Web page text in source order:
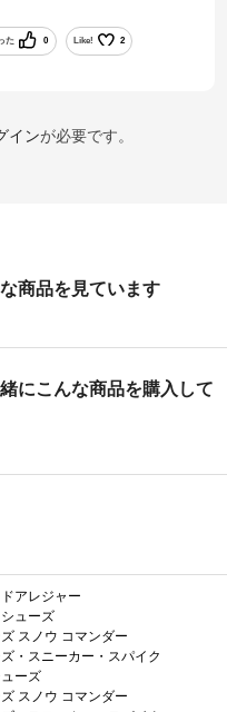
た 0 Like! 2
インが必要です。
商品を見ています
にこんな商品を購入して
アレジャー
シューズ
スノウ コマンダー
・スニーカー・スパイク
ーズ
スノウ コマンダー